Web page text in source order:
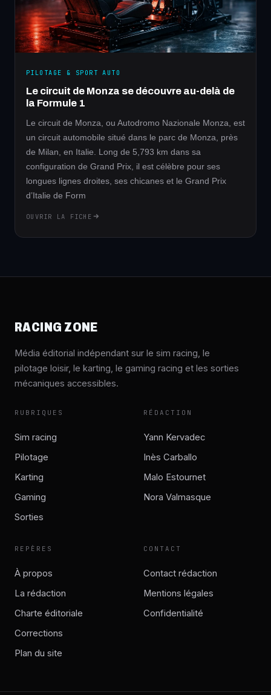
PILOTAGE & SPORT AUTO
Le circuit de Monza se découvre au-delà de
la Formule 1
Le circuit de Monza, ou Autodromo Nazionale Monza, est
un circuit automobile situé dans le parc de Monza, près
de Milan, en Italie. Long de 5,793 km dans sa
configuration de Grand Prix, il est célèbre pour ses
longues lignes droites, ses chicanes et le Grand Prix
d’Italie de Form
OUVRIR LA FICHE
RACING ZONE
Média éditorial indépendant sur le sim racing, le
pilotage loisir, le karting, le gaming racing et les sorties
mécaniques accessibles.
RUBRIQUES
Sim racing
Pilotage
Karting
Gaming
Sorties
RÉDACTION
Yann Kervadec
Inès Carballo
Malo Estournet
Nora Valmasque
REPÈRES
À propos
La rédaction
Charte éditoriale
Corrections
Plan du site
CONTACT
Contact rédaction
Mentions légales
Confidentialité